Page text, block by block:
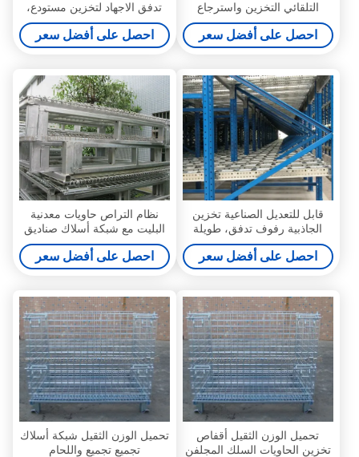
التلقائي التخزين واسترجاع
النظام مع مكدس رافعة
احصل على أفضل سعر
تدفق الاجهاد لتخزين مستودع،
1500 كيلوجرام
احصل على أفضل سعر
قابل للتعديل الصناعية تخزين
الجاذبية رفوف تدفق، طويلة
تمتد رفوف
احصل على أفضل سعر
نظام التراص حاويات معدنية
البليت مع شبكة أسلاك صناديق
التخزين 47 "* 39 '
احصل على أفضل سعر
تحميل الوزن الثقيل أقفاص
تخزين الحاويات السلك المجلفن
تحميل الوزن الثقيل شبكة أسلاك
تجميع تجميع واللحام